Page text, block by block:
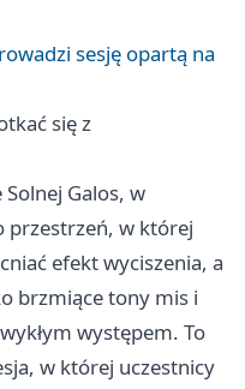
sesję opartą na
się z
Galos, w
przestrzeń, w której
efekt wyciszenia, a
brzmiące tony mis i
występem. To
w której uczestnicy